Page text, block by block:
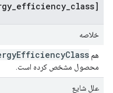
[energy_efficiency_class] validation/feed
خلاصه
هم EfficiencyClass
محصول مشخص کرده است.
علل شایع